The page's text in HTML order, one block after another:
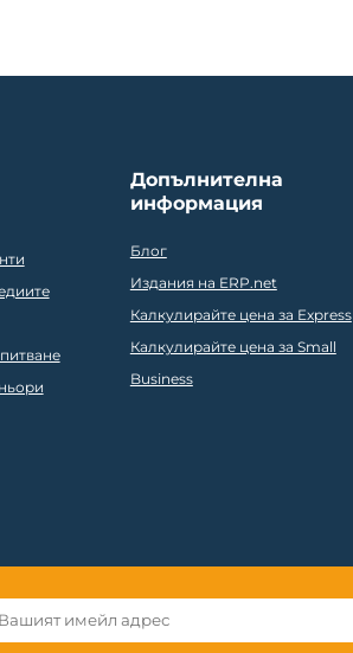
Допълнителна
информация
Блог
Издания на ERP.net
Калкулирайте цена за Express
Калкулирайте цена за Small
Business